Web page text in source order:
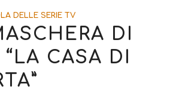
DELLE SERIE TV
DI
CASA DI